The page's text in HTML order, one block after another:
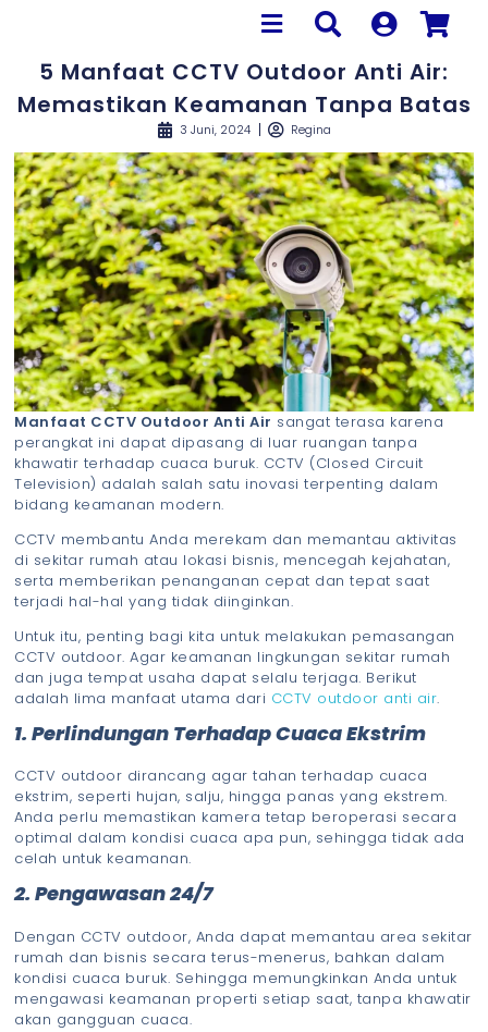
5 Manfaat CCTV Outdoor Anti Air:
Memastikan Keamanan Tanpa Batas
3 Juni, 2024 Regina
Manfaat CCTV Outdoor Anti Air sangat terasa karena
perangkat ini dapat dipasang di luar ruangan tanpa
khawatir terhadap cuaca buruk. CCTV (Closed Circuit
Television) adalah salah satu inovasi terpenting dalam
bidang keamanan modern.
CCTV membantu Anda merekam dan memantau aktivitas
di sekitar rumah atau lokasi bisnis, mencegah kejahatan,
serta memberikan penanganan cepat dan tepat saat
terjadi hal-hal yang tidak diinginkan.
Untuk itu, penting bagi kita untuk melakukan pemasangan
CCTV outdoor. Agar keamanan lingkungan sekitar rumah
dan juga tempat usaha dapat selalu terjaga. Berikut
adalah lima manfaat utama dari CCTV outdoor anti air.
1. Perlindungan Terhadap Cuaca Ekstrim
CCTV outdoor dirancang agar tahan terhadap cuaca
ekstrim, seperti hujan, salju, hingga panas yang ekstrem.
Anda perlu memastikan kamera tetap beroperasi secara
optimal dalam kondisi cuaca apa pun, sehingga tidak ada
celah untuk keamanan.
2. Pengawasan 24/7
Dengan CCTV outdoor, Anda dapat memantau area sekitar
rumah dan bisnis secara terus-menerus, bahkan dalam
kondisi cuaca buruk. Sehingga memungkinkan Anda untuk
mengawasi keamanan properti setiap saat, tanpa khawatir
akan gangguan cuaca.